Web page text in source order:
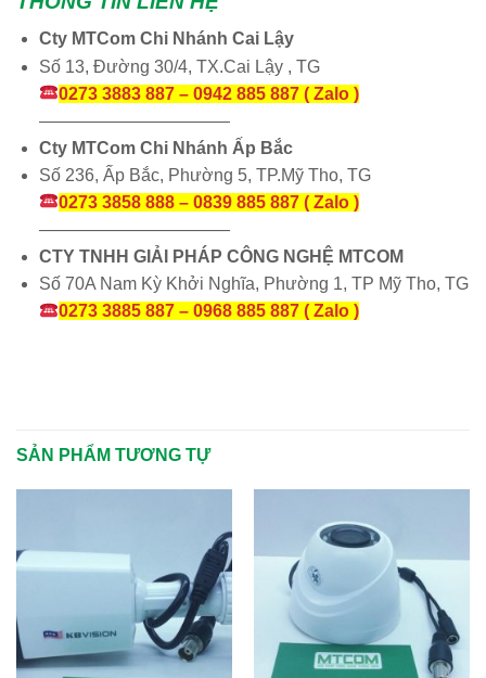
Cty MTCom Chi Nhánh Cai Lậy
Số 13, Đường 30/4, TX.Cai Lậy , TG
0273 3883 887 – 0942 885 887 ( Zalo )
———————————
Cty MTCom Chi Nhánh Ấp Bắc
Số 236, Ấp Bắc, Phường 5, TP.Mỹ Tho, TG
0273 3858 888 – 0839 885 887 ( Zalo )
———————————
CTY TNHH GIẢI PHÁP CÔNG NGHỆ MTCOM
Số 70A Nam Kỳ Khởi Nghĩa, Phường 1, TP Mỹ Tho, TG
0273 3885 887 – 0968 885 887 ( Zalo )
SẢN PHẨM TƯƠNG TỰ